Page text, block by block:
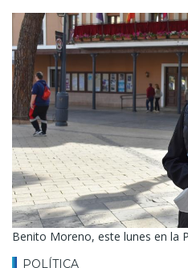
Benito Moreno, este lunes en la
POLÍTICA